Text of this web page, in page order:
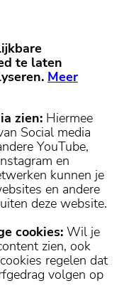
te laten
Meer
zien: Hiermee
Social media
YouTube,
en
kunnen je
en andere
deze website.
cookies: Wil je
zien, ook
regelen dat
volgen op